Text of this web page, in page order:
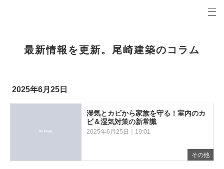
2025年6月25日
最新情報を更新。尾崎建築のコラム
その他
湿気とカビから家族を守る！室内のカ
ビ＆湿気対策の新常識
2025年6月25日｜19:01